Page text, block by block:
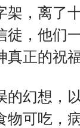
架，离了
徒，他们
正的祝福
的幻想，
物可吃，